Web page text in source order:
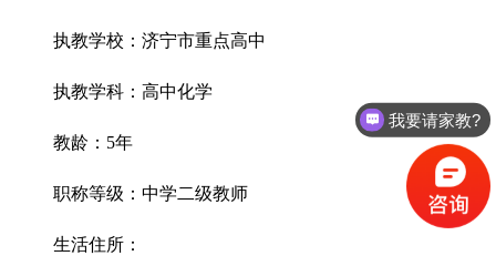
执教学校：济宁市重点高中
执教学科：高中化学
教龄：5年
职称等级：中学二级教师
生活住所：
我要请家教?